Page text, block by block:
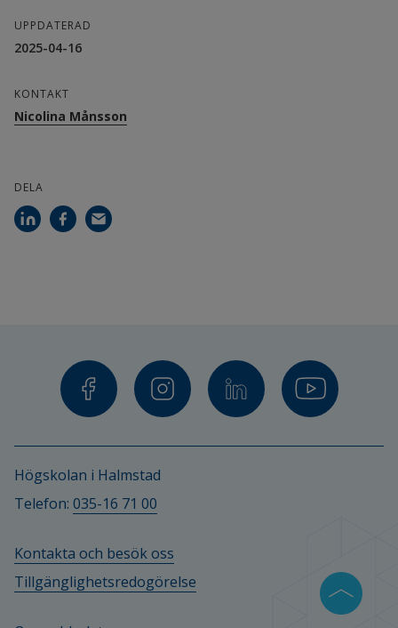
UPPDATERAD
2025-04-16
KONTAKT
Nicolina Månsson
DELA
Högskolan i Halmstad
Telefon: 035-16 71 00
Kontakta och besök oss
Tillgänglighetsredogörelse